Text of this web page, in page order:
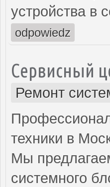
устройства в
odpowiedz
Сервисный
Ремонт
техники в
Мы
системного